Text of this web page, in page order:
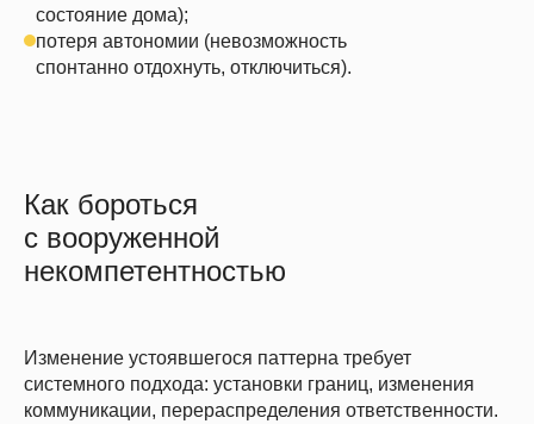
состояние дома);
потеря автономии (невозможность
спонтанно отдохнуть, отключиться).
Как бороться
с вооруженной
некомпетентностью
Изменение устоявшегося паттерна требует
системного подхода: установки границ, изменения
коммуникации, перераспределения ответственности.